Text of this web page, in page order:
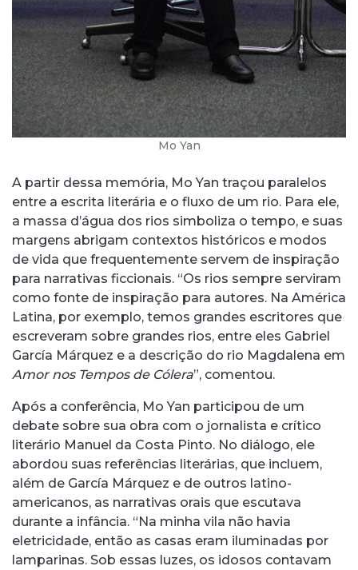
Mo Yan
A partir dessa memória, Mo Yan traçou paralelos
entre a escrita literária e o fluxo de um rio. Para ele,
a massa d’água dos rios simboliza o tempo, e suas
margens abrigam contextos históricos e modos
de vida que frequentemente servem de inspiração
para narrativas ficcionais. “Os rios sempre serviram
como fonte de inspiração para autores. Na América
Latina, por exemplo, temos grandes escritores que
escreveram sobre grandes rios, entre eles Gabriel
García Márquez e a descrição do rio Magdalena em
Amor nos Tempos de Cólera”, comentou.
Após a conferência, Mo Yan participou de um
debate sobre sua obra com o jornalista e crítico
literário Manuel da Costa Pinto. No diálogo, ele
abordou suas referências literárias, que incluem,
além de García Márquez e de outros latino-
americanos, as narrativas orais que escutava
durante a infância. “Na minha vila não havia
eletricidade, então as casas eram iluminadas por
lamparinas. Sob essas luzes, os idosos contavam